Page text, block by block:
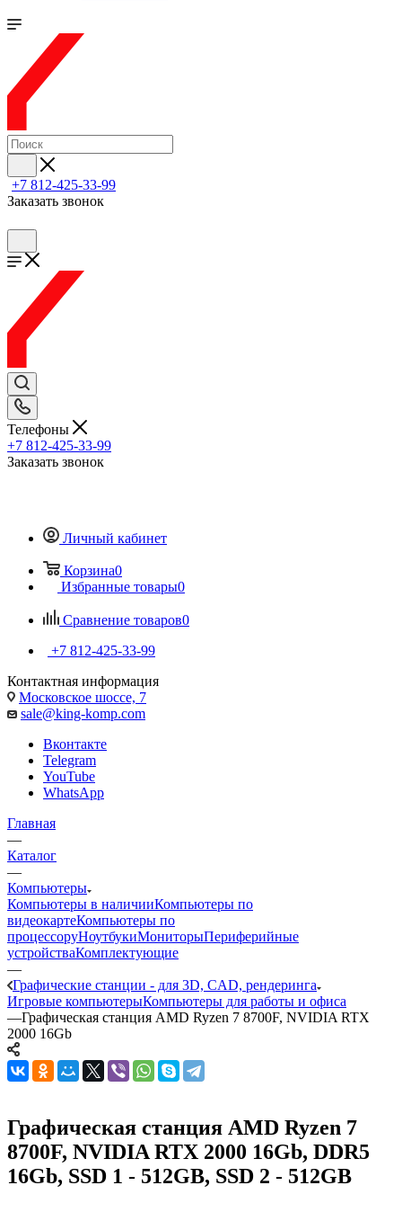
+7 812-425-33-99
Заказать звонок
Телефоны
+7 812-425-33-99
Заказать звонок
Личный кабинет
Корзина0
Избранные товары0
Сравнение товаров0
+7 812-425-33-99
Контактная информация
Московское шоссе, 7
sale@king-komp.com
Вконтакте
Telegram
YouTube
WhatsApp
Главная
—
Каталог
—
Компьютеры
Компьютеры в наличииКомпьютеры по
видеокартеКомпьютеры по
процессоруНоутбукиМониторыПериферийные
устройстваКомплектующие
—
Графические станции - для 3D, CAD, рендеринга
Игровые компьютерыКомпьютеры для работы и офиса
—Графическая станция AMD Ryzen 7 8700F, NVIDIA RTX
2000 16Gb
Графическая станция AMD Ryzen 7
8700F, NVIDIA RTX 2000 16Gb, DDR5
16Gb, SSD 1 - 512GB, SSD 2 - 512GB